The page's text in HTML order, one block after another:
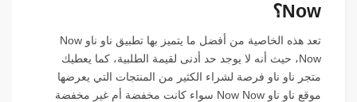
Now؟
تعد هذه الخاصية من أفضل ما يتميز بها تطبيق ناو ناو Now
Now، حيث أنه لا يوجد حد أدنى لقيمة الطلبية، كما يعطيك
متجر ناو ناو فرصة لشراء الكثير من المنتجات التي يعرضها
موقع ناو ناو Now Now سواء كانت مخفضة أم غير مخفضة